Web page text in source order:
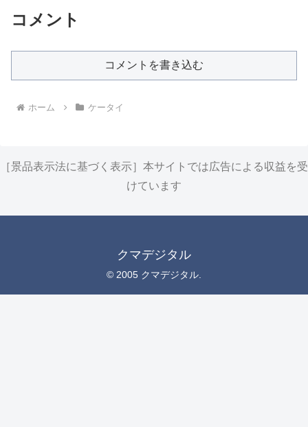
コメント
コメントを書き込む
ホーム ケータイ
［景品表示法に基づく表示］本サイトでは広告による収益を受
けています
クマデジタル
© 2005 クマデジタル.